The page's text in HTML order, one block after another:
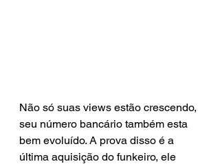
Não só suas views estão crescendo,
seu número bancário também esta
bem evoluído. A prova disso é a
última aquisição do funkeiro, ele